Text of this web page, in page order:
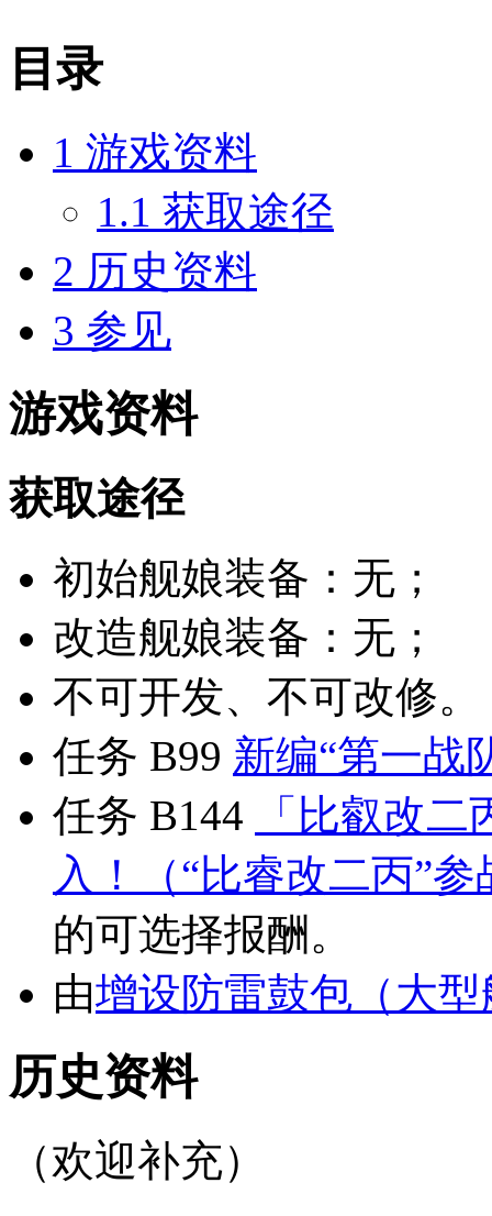
目录
1 游戏资料
1.1 获取途径
2 历史资料
3 参见
游戏资料
获取途径
初始舰娘装备：无；
改造舰娘装备：无；
不可开发、不可改修。
任务 B99 新编“第一战
任务 B144
「比叡改
入！（“比睿改二丙”
的可选择报酬。
由增设防雷鼓包（大型
历史资料
（欢迎补充）